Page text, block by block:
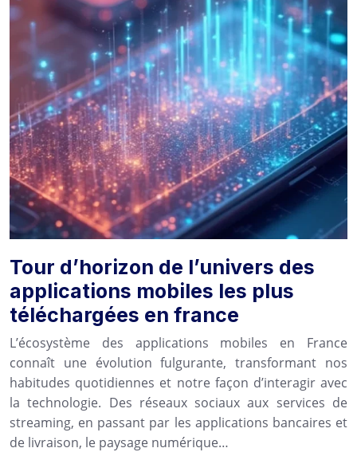
Tour d’horizon de l’univers des
applications mobiles les plus
téléchargées en france
L’écosystème des applications mobiles en France
connaît une évolution fulgurante, transformant nos
habitudes quotidiennes et notre façon d’interagir avec
la technologie. Des réseaux sociaux aux services de
streaming, en passant par les applications bancaires et
de livraison, le paysage numérique…